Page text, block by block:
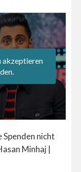
akzeptieren
nicht
Minhaj |